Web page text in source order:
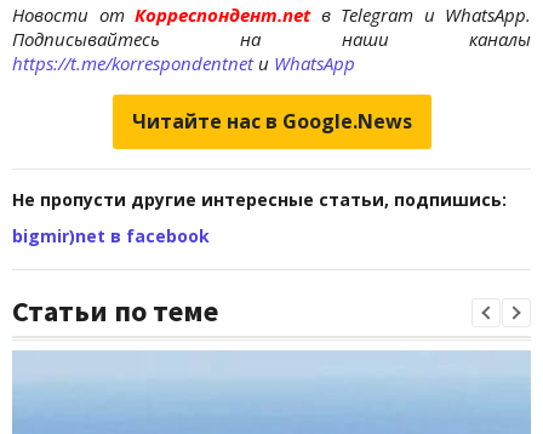
Новости отКорреспондент.net в Telegram и WhatsApp.
Подписывайтесь на наши каналы
https://t.me/korrespondentnetи WhatsApp
Читайте нас в Google.News
Не пропусти другие интересные статьи, подпишись:
bigmir)net в facebook
Статьи по теме